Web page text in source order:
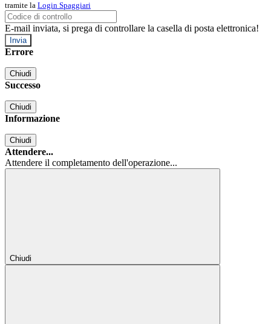
tramite la Login Spaggiari
E-mail inviata, si prega di controllare la casella di posta elettronica!
Errore
Chiudi
Successo
Chiudi
Informazione
Chiudi
Attendere...
Attendere il completamento dell'operazione...
Chiudi